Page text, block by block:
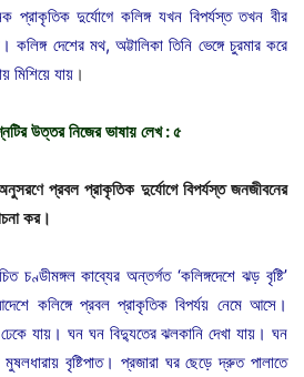
প্রাকৃতিক দুর্যোগে কলিঙ্গ যখন বিপর্যস্ত তখন বীর
দেশের মথ, অট্টালিকা তিনি ভেঙ্গে চুরমার করে
মিশিয়ে যায় ।
উত্তর নিজের ভাষায় লেখ:৫
প্রবল প্রাকৃতিক দুর্যোগে বিপর্যস্ত জনজীবনের
কর।
চণ্ডীমঙ্গল কাব্যের অন্তর্গত ‘কলিঙ্গদেশে ঝড় বৃষ্টি’
কলিঙ্গে প্রবল প্রাকৃতিক বিপর্যয় নেমে আসে।
যায়। ঘন ঘন বিদ্যুতের ঝলকানি দেখা যায়। ঘন
বৃষ্টিপাত। প্রজারা ঘর ছেড়ে দ্রুত পালাতে